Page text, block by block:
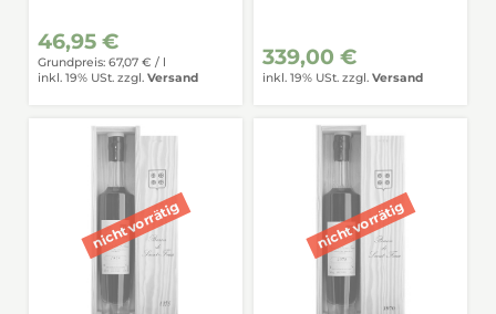
46,95 €
Grundpreis: 67,07 € / l
inkl. 19% USt. zzgl. Versand
339,00 €
inkl. 19% USt. zzgl. Versand